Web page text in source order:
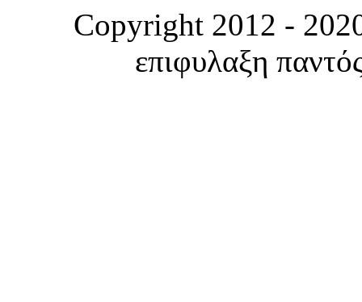
Copyright 2012 -
επιφυλαξη